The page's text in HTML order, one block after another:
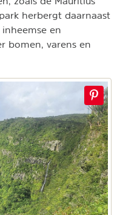
herbergt daarnaast
en
bomen, varens en